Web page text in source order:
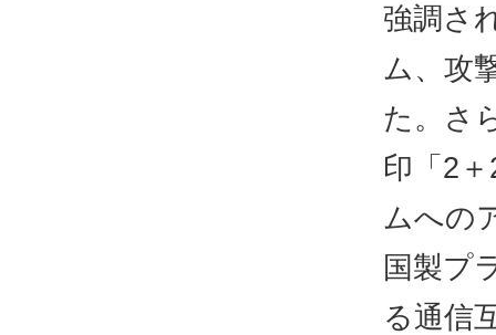
強調さ
ム、攻
た。さ
印「2
ムへの
国製プ
る通信